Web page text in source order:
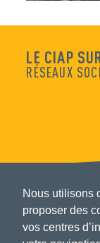
Nous utilisons
proposer des
vos centres
LE CIAP
RÉSEAUX